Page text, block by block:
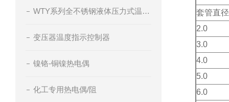
WTY系列全不锈钢液体压力式温度计
变压器温度指示控制器
镍铬-铜镍热电偶
化工专用热电偶/阻
套管直
2.0
3.0
4.0
5.0
6.0